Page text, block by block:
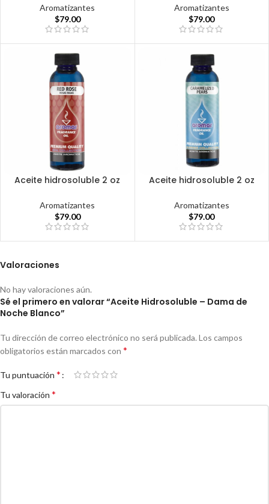
Aromatizantes
$79.00
Aromatizantes
$79.00
Aceite hidrosoluble 2 oz
Aromatizantes
$79.00
Aceite hidrosoluble 2 oz
Aromatizantes
$79.00
Valoraciones
No hay valoraciones aún.
Sé el primero en valorar “Aceite Hidrosoluble – Dama de
Noche Blanco”
Tu dirección de correo electrónico no será publicada. Los campos
obligatorios están marcados con *
Tu puntuación *
Tu valoración *